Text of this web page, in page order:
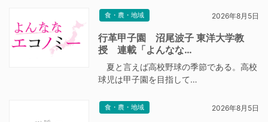
食・農・地域 2026年8月5日
行革甲子園 沼尾波子 東洋大学教
授 連載「よんなな…
夏と言えば高校野球の季節である。高校
球児は甲子園を目指して…
食・農・地域 2026年8月5日